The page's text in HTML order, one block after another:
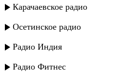
Карачаевское радио
Осетинское радио
Радио Индия
Радио Фитнес
Фатима Багаутдинова - Я не